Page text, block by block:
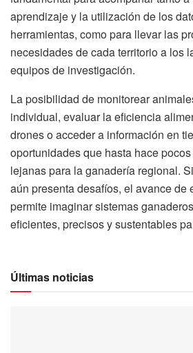
aprendizaje y la utilización de los
herramientas, como para llevar las
necesidades de cada territorio a los
equipos de investigación.
La posibilidad de monitorear
individual, evaluar la eficiencia
drones o acceder a información en
oportunidades que hasta hace
lejanas para la ganadería regional.
aún presenta desafíos, el avance de
permite imaginar sistemas
eficientes, precisos y sustentables
Últimas noticias